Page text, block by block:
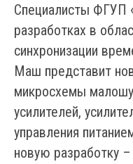
Специалисты ФГУП
разработках в
синхронизации
Маш представит
микросхемы
усилителей,
управления
новую разработку